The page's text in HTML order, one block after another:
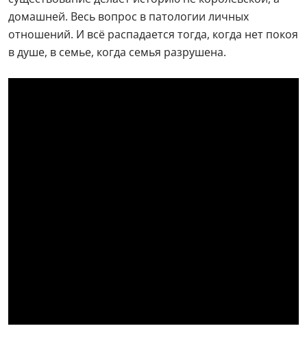
домашней. Весь вопрос в патологии личных
отношений. И всё распадается тогда, когда нет покоя
в душе, в семье, когда семья разрушена.